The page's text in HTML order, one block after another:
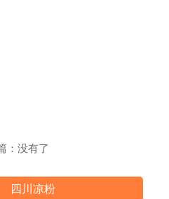
：没有了
四川凉粉